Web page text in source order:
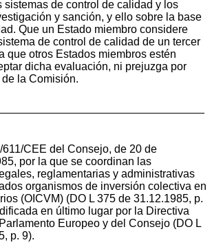
sistemas de control de calidad y los
y sanción, y ello sobre la base
Que un Estado miembro considere
de control de calidad de un tercer
que otros Estados miembros estén
dicha evaluación, ni prejuzga por
la Comisión.
611/CEE del Consejo, de 20 de
por la que se coordinan las
reglamentarias y administrativas
organismos de inversión colectiva en
(OICVM) (DO L 375 de 31.12.1985, p.
en último lugar por la Directiva
Europeo y del Consejo (DO L
p. 9).